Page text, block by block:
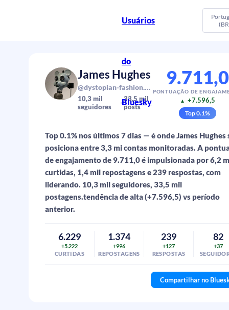
Usuários
do
Bluesky
James Hughes
@dystopian-fashion.bsky.social
10,3 mil
seguidores
33,5 mil
posts
9.711,0
PONTUAÇÃO DE
▲ +7.596,5
Top0.1%
Top 0.1% nos últimos 7 dias — é onde James Hughes
posiciona entre 3,3 mi contas monitoradas. A
de engajamento de 9.711,0 é impulsionada por 6,2
curtidas, 1,4 mil repostagens e 239 respostas, com
liderando. 10,3 mil seguidores, 33,5 mil
postagens.tendência de alta (+7.596,5) vs período
anterior.
6.229
+5.222
CURTIDAS
1.374
+996
REPOSTAGENS
239
+127
RESPOSTAS
82
+37
Compartilhar no